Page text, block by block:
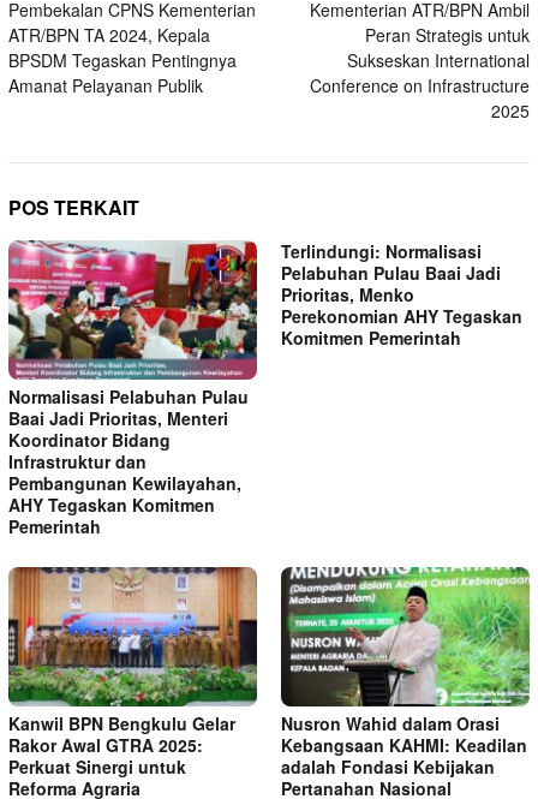
pos
Pembekalan CPNS Kementerian
ATR/BPN TA 2024, Kepala
BPSDM Tegaskan Pentingnya
Amanat Pelayanan Publik
Kementerian ATR/BPN Ambil
Peran Strategis untuk
Sukseskan International
Conference on Infrastructure
2025
POS TERKAIT
Normalisasi Pelabuhan Pulau
Baai Jadi Prioritas, Menteri
Koordinator Bidang
Infrastruktur dan
Pembangunan Kewilayahan,
AHY Tegaskan Komitmen
Pemerintah
Terlindungi: Normalisasi
Pelabuhan Pulau Baai Jadi
Prioritas, Menko
Perekonomian AHY Tegaskan
Komitmen Pemerintah
Kanwil BPN Bengkulu Gelar
Rakor Awal GTRA 2025:
Perkuat Sinergi untuk
Reforma Agraria
Nusron Wahid dalam Orasi
Kebangsaan KAHMI: Keadilan
adalah Fondasi Kebijakan
Pertanahan Nasional